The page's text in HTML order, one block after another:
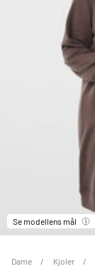
Se modellens mål
Dame Kjoler